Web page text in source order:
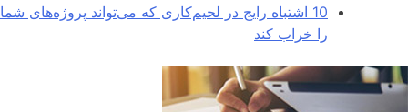
10 اشتباه رایج در لحیم‌کاری که می‌تواند پروژه‌های شما
را خراب کند